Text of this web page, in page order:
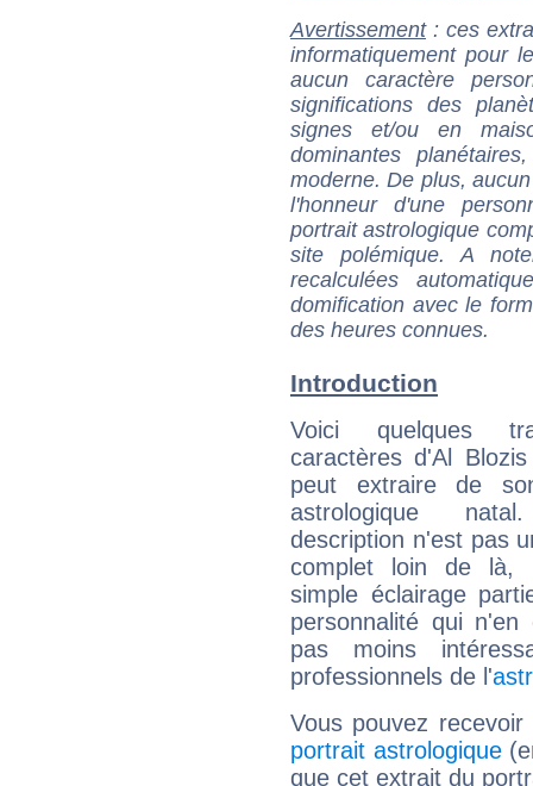
Avertissement: ces
informatiquement pour
aucun caractère
significations des
signes et/ou en
dominantes
moderne. De plus,
l'honneur d'une
portrait astrologique
site polémique. A
recalculées
domification avec le
des heures connues.
Introduction
Voici quelques
caractères d'Al
peut extraire de
astrologique
description n'est pas
complet loin de là,
simple éclairage
personnalité qui n'en
pas moins
professionnels de l'
Vous pouvez
portrait astrologique
que cet extrait du